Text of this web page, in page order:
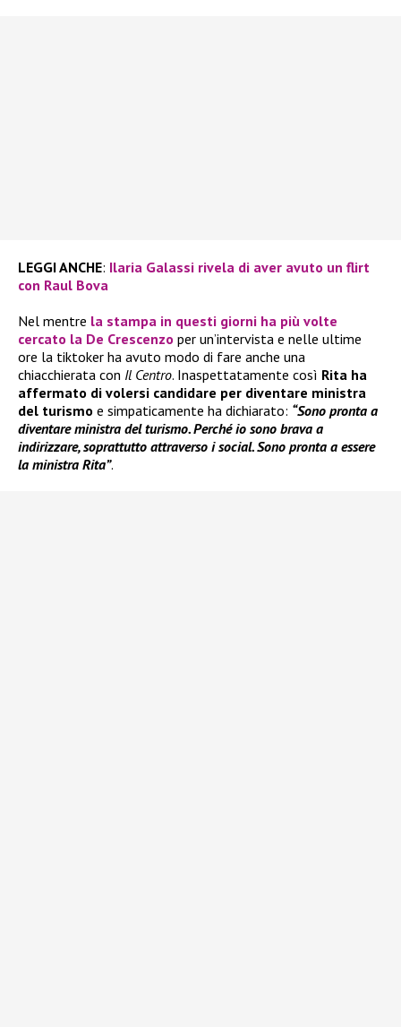
LEGGI ANCHE: Ilaria Galassi rivela di aver avuto un flirt
con Raul Bova
Nel mentre la stampa in questi giorni ha più volte
cercato la De Crescenzo per un’intervista e nelle ultime
ore la tiktoker ha avuto modo di fare anche una
chiacchierata con Il Centro. Inaspettatamente così Rita ha
affermato di volersi candidare per diventare ministra
del turismo e simpaticamente ha dichiarato: “Sono pronta a
diventare ministra del turismo. Perché io sono brava a
indirizzare, soprattutto attraverso i social. Sono pronta a essere
la ministra Rita”.